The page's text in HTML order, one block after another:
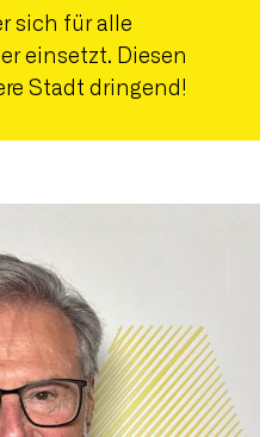
sich für alle
einsetzt. Diesen
Stadt dringend!